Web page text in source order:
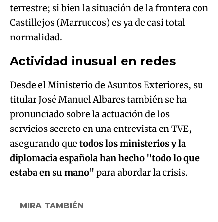
terrestre; si bien la situación de la frontera con
Castillejos (Marruecos) es ya de casi total
normalidad.
Actividad inusual en redes
Desde el Ministerio de Asuntos Exteriores, su
titular José Manuel Albares también se ha
pronunciado sobre la actuación de los
servicios secreto en una entrevista en TVE,
asegurando que todos los ministerios y la
diplomacia española han hecho "todo lo que
estaba en su mano" para abordar la crisis.
MIRA TAMBIÉN